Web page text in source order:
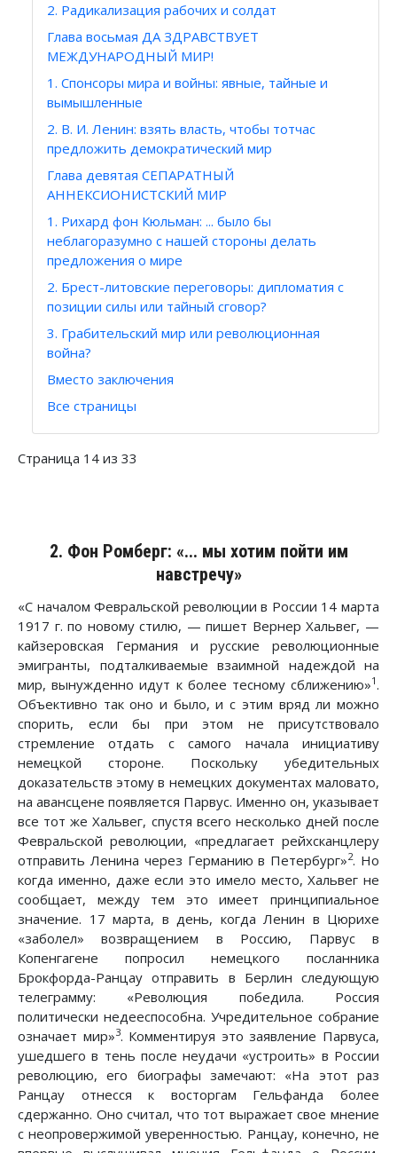
2. Радикализация рабочих и солдат
Глава восьмая ДА ЗДРАВСТВУЕТ
МЕЖДУНАРОДНЫЙ МИР!
1. Спонсоры мира и войны: явные, тайные и
вымышленные
2. В. И. Ленин: взять власть, чтобы тотчас
предложить демократический мир
Глава девятая СЕПАРАТНЫЙ
АННЕКСИОНИСТСКИЙ МИР
1. Рихард фон Кюльман: ... было бы
неблагоразумно с нашей стороны делать
предложения о мире
2. Брест-литовские переговоры: дипломатия с
позиции силы или тайный сговор?
3. Грабительский мир или революционная
война?
Вместо заключения
Все страницы
Страница 14 из 33
2. Фон Ромберг: «... мы хотим пойти им
навстречу»
«С началом Февральской революции в России 14 марта
1917 г. по новому стилю, — пишет Вернер Хальвег, —
кайзеровская Германия и русские революционные
эмигранты, подталкиваемые взаимной надеждой на
мир, вынужденно идут к более тесному сближению»1 .
Объективно так оно и было, и с этим вряд ли можно
спорить, если бы при этом не присутствовало
стремление отдать с самого начала инициативу
немецкой стороне. Поскольку убедительных
доказательств этому в немецких документах маловато,
на авансцене появляется Парвус. Именно он, указывает
все тот же Хальвег, спустя всего несколько дней после
Февральской революции, «предлагает рейхсканцлеру
отправить Ленина через Германию в Петербург»2. Но
когда именно, даже если это имело место, Хальвег не
сообщает, между тем это имеет принципиальное
значение. 17 марта, в день, когда Ленин в Цюрихе
«заболел» возвращением в Россию, Парвус в
Копенгагене попросил немецкого посланника
Брокфорда-Ранцау отправить в Берлин следующую
телеграмму: «Революция победила. Россия
политически недееспособна. Учредительное собрание
означает мир»3. Комментируя это заявление Парвуса,
ушедшего в тень после неудачи «устроить» в России
революцию, его биографы замечают: «На этот раз
Ранцау отнесся к восторгам Гельфанда более
сдержанно. Оно считал, что тот выражает свое мнение
с неопровержимой уверенностью. Ранцау, конечно, не